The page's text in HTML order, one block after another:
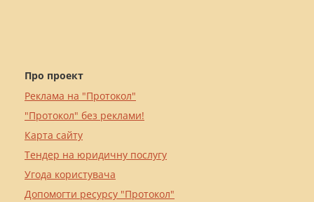
Про проект
Реклама на "Протокол"
"Протокол" без реклами!
Карта сайту
Тендер на юридичну послугу
Угода користувача
Допомогти ресурсу "Протокол"